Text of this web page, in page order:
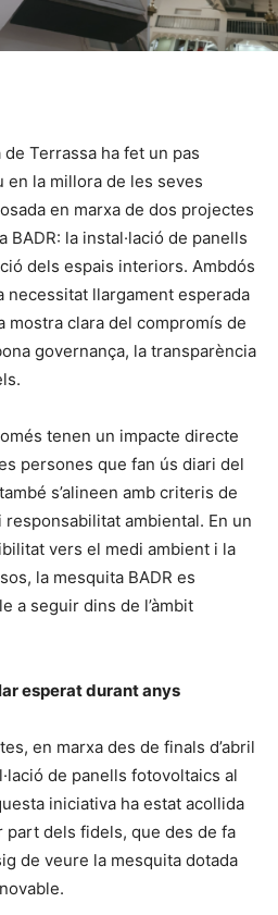
Terrassa ha fet un pas
la millora de les seves
en marxa de dos projectes
BADR: la instal·lació de panells
dels espais interiors. Ambdós
necessitat llargament esperada
mostra clara del compromís de
governança, la transparència
tenen un impacte directe
persones que fan ús diari del
s’alineen amb criteris de
ambiental. En un
vers el medi ambient i la
la mesquita BADR es
a seguir dins de l’àmbit
esperat durant anys
en marxa des de finals d’abril
de panells fotovoltaics al
iniciativa ha estat acollida
part dels fidels, que des de fa
de veure la mesquita dotada